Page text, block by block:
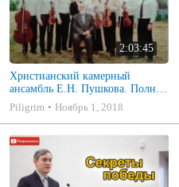
2:03:45
Христианский камерный
ансамбль Е.Н. Пушкова. Полное
собрание
Piligrim Ноябрь 1, 2018